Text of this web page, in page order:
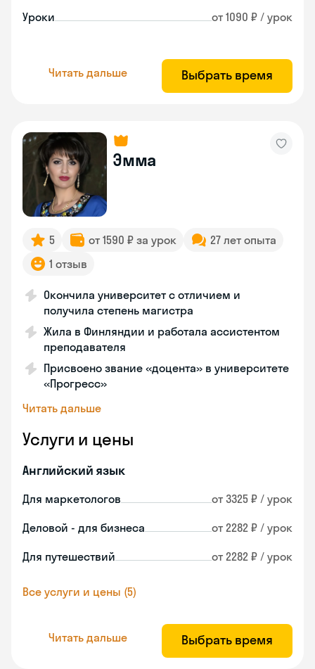
Уроки от 1090 ₽ / урок
Читать дальше Выбрать время
Эмма
5 от 1590 ₽ за урок
27 лет опыта
1 отзыв
Окончила университет с отличием и
получила степень магистра
Жила в Финляндии и работала ассистентом
преподавателя
Присвоено звание «доцента» в университете
«Прогресс»
Читать дальше
Услуги и цены
Английский язык
Для маркетологов от 3325 ₽ / урок
Деловой - для бизнеса от 2282 ₽ / урок
Для путешествий от 2282 ₽ / урок
Все услуги и цены (5)
Читать дальше Выбрать время